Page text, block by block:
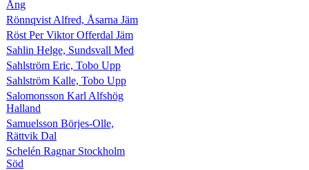
Ång
Rönnqvist Alfred, Åsarna Jäm
Röst Per Viktor Offerdal Jäm
Sahlin Helge, Sundsvall Med
Sahlström Eric, Tobo Upp
Sahlström Kalle, Tobo Upp
Salomonsson Karl Alfshög
Halland
Samuelsson Börjes-Olle,
Rättvik Dal
Schelén Ragnar Stockholm
Söd